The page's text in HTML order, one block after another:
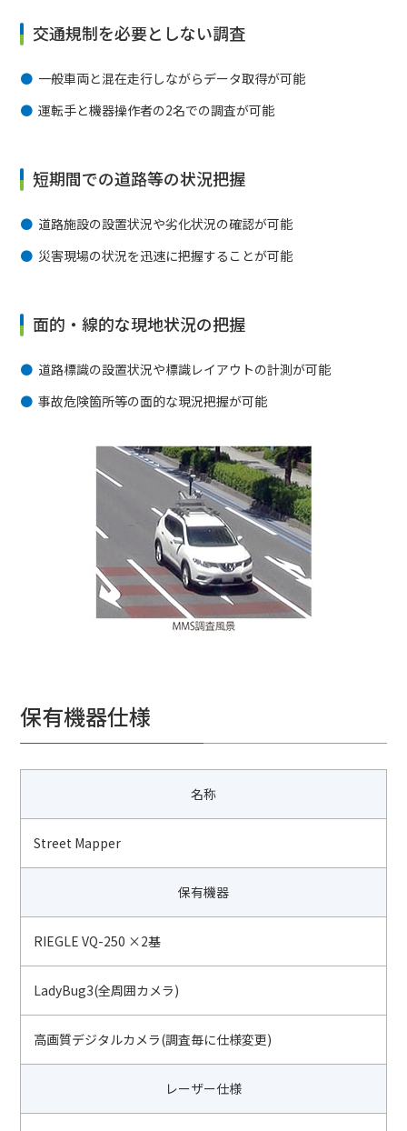
交通規制を必要としない調査
一般車両と混在走行しながらデータ取得が可能
運転手と機器操作者の2名での調査が可能
短期間での道路等の状況把握
道路施設の設置状況や劣化状況の確認が可能
災害現場の状況を迅速に把握することが可能
面的・線的な現地状況の把握
道路標識の設置状況や標識レイアウトの計測が可能
事故危険箇所等の面的な現況把握が可能
保有機器仕様
名称
Street Mapper
保有機器
RIEGLE VQ-250 ×2基
LadyBug3(全周囲カメラ)
高画質デジタルカメラ(調査毎に仕様変更)
レーザー仕様